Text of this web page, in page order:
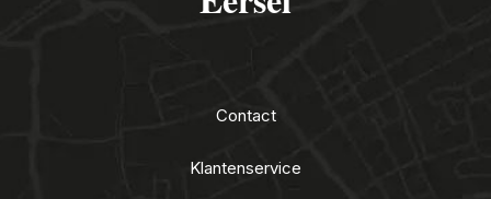
Contact
Klantenservice